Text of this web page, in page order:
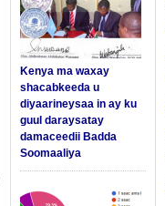
Kenya ma waxay
shacabkeeda u
diyaarineysaa in ay ku
guul daraysatay
damaceedii Badda
Soomaaliya